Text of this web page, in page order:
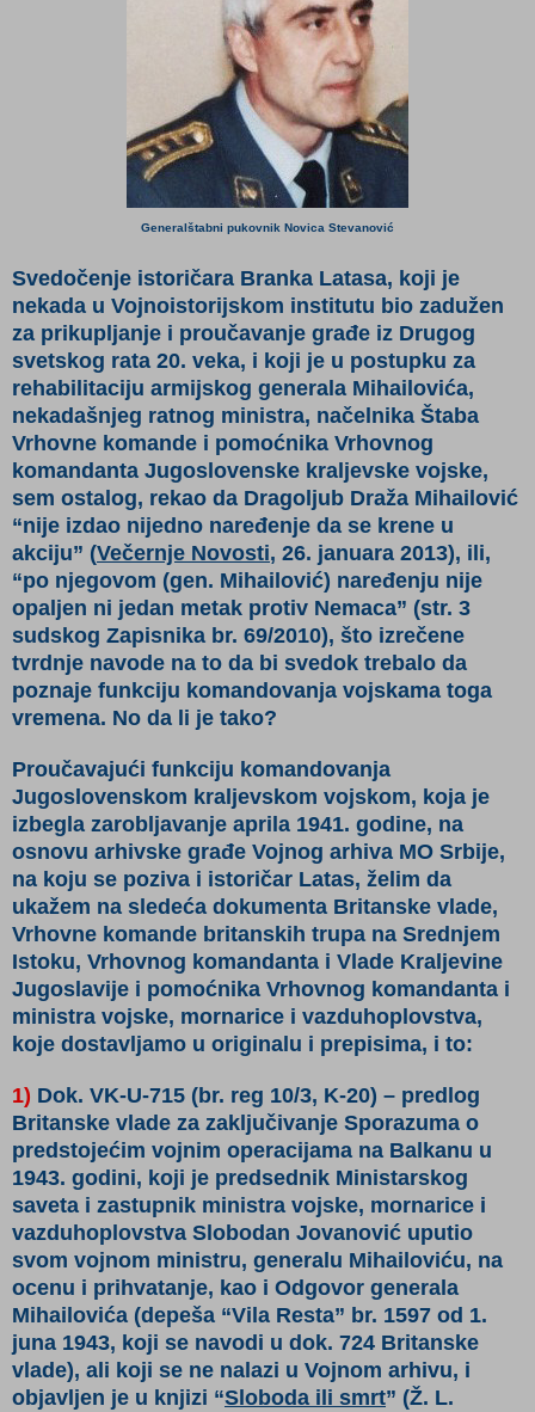
Generalštabni pukovnik Novica Stevanоvić
Svedočenje istoričara Branka Latasa, koji je
nekada u Vojnoistorijskom institutu bio zadužen
za prikupljanje i proučavanje građe iz Drugog
svetskog rata 20. veka, i koji je u postupku za
rehabilitaciju armijskog generala Mihailovića,
nekadašnjeg ratnog ministra, načelnika Štaba
Vrhovne komande i pomoćnika Vrhovnog
komandanta Jugoslovenske kraljevske vojske,
sem ostalog, rekao da Dragoljub Draža Mihailović
“nije izdao nijedno naređenje da se krene u
akciju” (Večernje Novosti, 26. januara 2013), ili,
“po njegovom (gen. Mihailović) naređenju nije
opaljen ni jedan metak protiv Nemaca” (str. 3
sudskog Zapisnika br. 69/2010), što izrečene
tvrdnje navode na to da bi svedok trebalo da
poznaje funkciju komandovanja vojskama toga
vremena. No da li je tako?
Proučavajući funkciju komandovanja
Jugoslovenskom kraljevskom vojskom, koja je
izbegla zarobljavanje aprila 1941. godine, na
osnovu arhivske građe Vojnog arhiva MO Srbije,
na koju se poziva i istoričar Latas, želim da
ukažem na sledeća dokumenta Britanske vlade,
Vrhovne komande britanskih trupa na Srednjem
Istoku, Vrhovnog komandanta i Vlade Kraljevine
Jugoslavije i pomoćnika Vrhovnog komandanta i
ministra vojske, mornarice i vazduhoplovstva,
koje dostavljamo u originalu i prepisima, i to:
1) Dok. VK-U-715 (br. reg 10/3, K-20) – predlog
Britanske vlade za zaključivanje Sporazuma o
predstojećim vojnim operacijama na Balkanu u
1943. godini, koji je predsednik Ministarskog
saveta i zastupnik ministra vojske, mornarice i
vazduhoplovstva Slobodan Jovanović uputio
svom vojnom ministru, generalu Mihailoviću, na
ocenu i prihvatanje, kao i Odgovor generala
Mihailovića (depeša “Vila Resta” br. 1597 od 1.
juna 1943, koji se navodi u dok. 724 Britanske
vlade), ali koji se ne nalazi u Vojnom arhivu, i
objavljen je u knjizi “Sloboda ili smrt” (Ž. L.